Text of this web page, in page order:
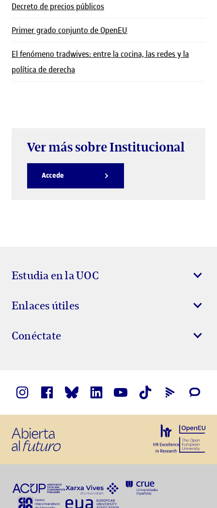
Decreto de precios públicos
Primer grado conjunto de OpenEU
El fenómeno tradwives: entre la cocina, las redes y la
política de derecha
Ver más sobre Institucional
Accede
Estudia en la UOC
Enlaces útiles
Conéctate